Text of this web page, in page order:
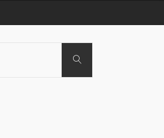
Search